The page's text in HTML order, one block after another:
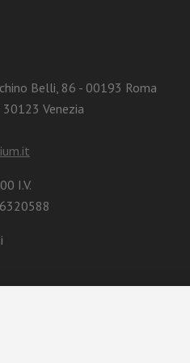
Belli, 86 - 00193 Roma
Venezia
I.V.